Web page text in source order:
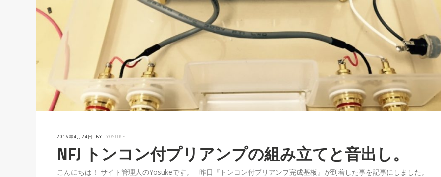
2016年4月24日 BY YOSUKE
NFJ トンコン付プリアンプの組み立てと音出し。
こんにちは！ サイト管理人のYosukeです。 昨日『トンコン付プリアンプ完成基板』が到着した事を記事にしました。